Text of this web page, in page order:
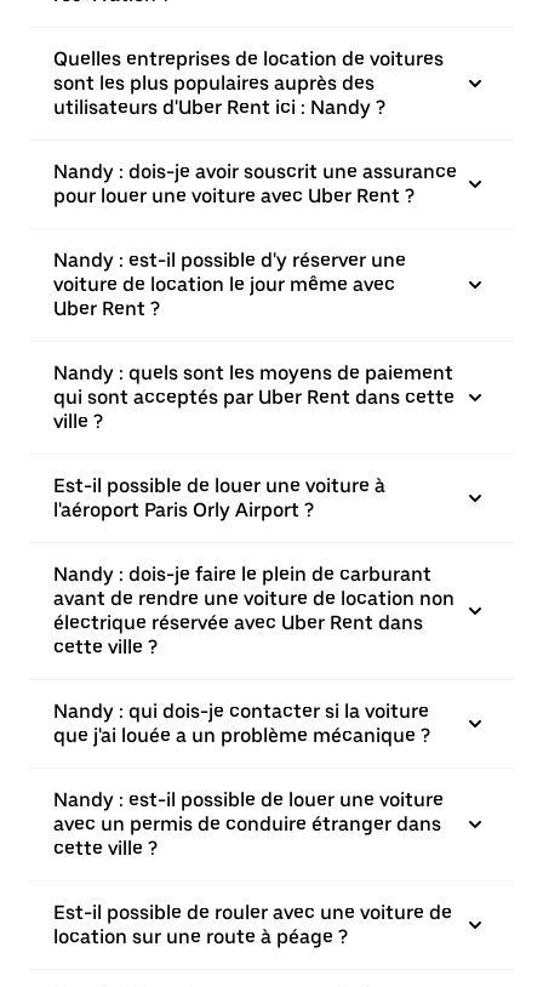
Quelles entreprises de location de voitures
sont les plus populaires auprès des
utilisateurs d'Uber Rent ici : Nandy ?
Nandy : dois-je avoir souscrit une assurance
pour louer une voiture avec Uber Rent ?
Nandy : est-il possible d'y réserver une
voiture de location le jour même avec
Uber Rent ?
Nandy : quels sont les moyens de paiement
qui sont acceptés par Uber Rent dans cette
ville ?
Est-il possible de louer une voiture à
l'aéroport Paris Orly Airport ?
Nandy : dois-je faire le plein de carburant
avant de rendre une voiture de location non
électrique réservée avec Uber Rent dans
cette ville ?
Nandy : qui dois-je contacter si la voiture
que j'ai louée a un problème mécanique ?
Nandy : est-il possible de louer une voiture
avec un permis de conduire étranger dans
cette ville ?
Est-il possible de rouler avec une voiture de
location sur une route à péage ?